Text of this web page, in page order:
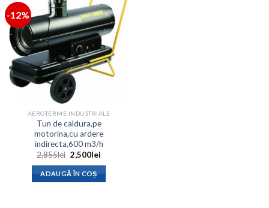
-12%
AEROTERME INDUSTRIALE
Tun de caldura,pe
motorina,cu ardere
indirecta,600 m3/h
2,855lei Prețul
inițial
a
fost:
2,855lei.
2,500leiPrețul
ADAUGĂ ÎN COȘ